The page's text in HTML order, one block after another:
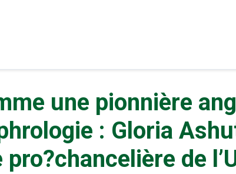
une pionnière
: Gloria
de